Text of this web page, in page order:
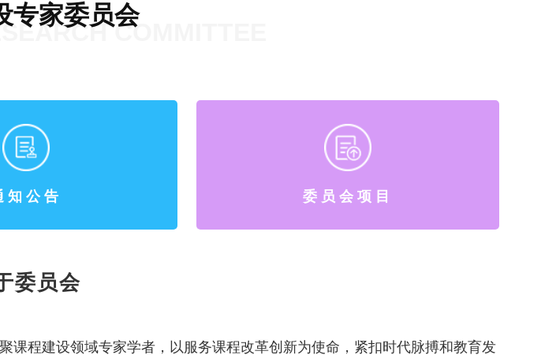
专家委员会
COMMITTEE
知公告 委员会项目
委员会
课程建设领域专家学者，以服务课程改革创新为使命，紧扣时代脉搏和教育发